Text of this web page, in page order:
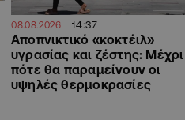
08.08.2026 14:37
Αποπνικτικό «κοκτέιλ»
υγρασίας και ζέστης: Μέχρι
πότε θα παραμείνουν οι
υψηλές θερμοκρασίες